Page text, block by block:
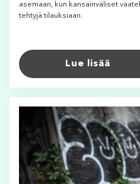
asemaan, kun kansainväliset
tehtyjä tilauksiaan.
Lue lisää